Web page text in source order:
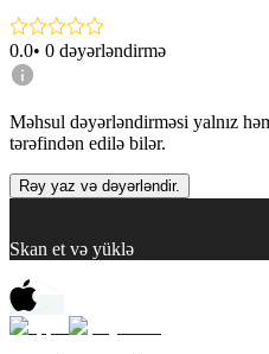
0.0• 0 dəyərləndirmə
Məhsul dəyərləndirməsi yalnız
tərəfindən edilə bilər.
Rəy yaz və dəyərləndir.
Skan et və yüklə